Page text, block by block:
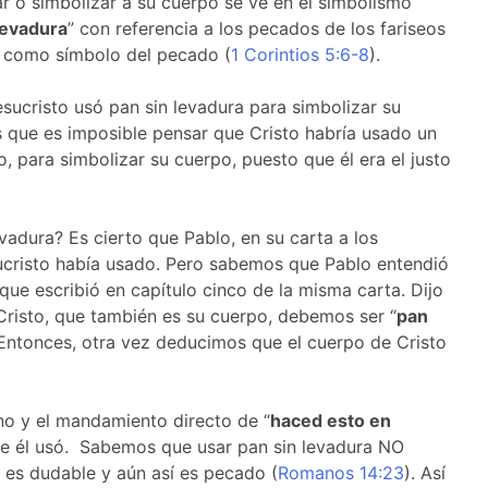
” con referencia a los pecados de los fariseos
símbolo del pecado (1 Corintios 5:6-8).
usó pan sin levadura para simbolizar su
es imposible pensar que Cristo habría usado un
para simbolizar su cuerpo, puesto que él era el justo
Es cierto que Pablo, en su carta a los
había usado. Pero sabemos que Pablo entendió
escribió en capítulo cinco de la misma carta. Dijo
que también es su cuerpo, debemos ser “pan
otra vez deducimos que el cuerpo de Cristo
y el mandamiento directo de “haced esto en
él usó. Sabemos que usar pan sin levadura NO
dudable y aún así es pecado (Romanos 14:23). Así